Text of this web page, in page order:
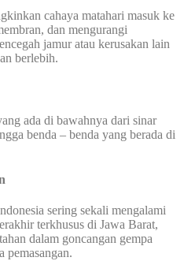
cahaya matahari masuk ke
dan mengurangi
jamur atau kerusakan lain
berlebih.
ada di bawahnya dari sinar
benda – benda yang berada di
sering sekali mengalami
terkhusus di Jawa Barat,
dalam goncangan gempa
pemasangan.